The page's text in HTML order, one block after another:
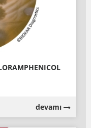
devamı